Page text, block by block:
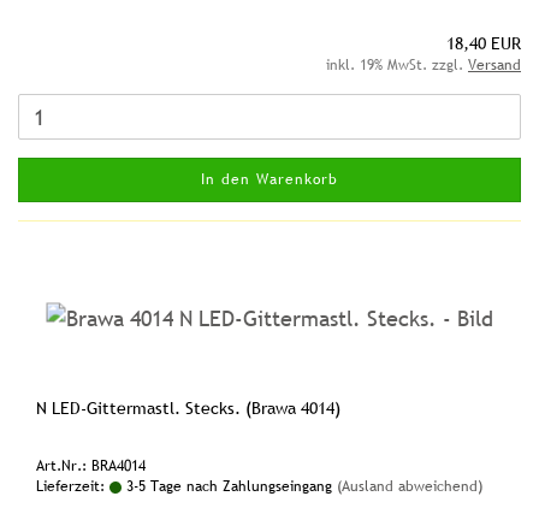
18,40 EUR
inkl. 19% MwSt. zzgl. Versand
In den Warenkorb
N LED-Gittermastl. Stecks. (Brawa 4014)
Art.Nr.: BRA4014
Lieferzeit:
3-5 Tage nach Zahlungseingang (Ausland abweichend)